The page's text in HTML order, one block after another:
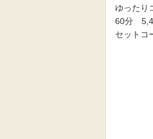
ゆったり
60分
セットコ